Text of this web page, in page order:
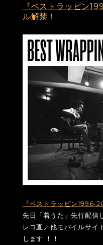
『ベストラッピン
ル解禁！
『ベストラッピン1996-
先日「着うた」先行配信
レコ直／他モバイルサイ
します ！！